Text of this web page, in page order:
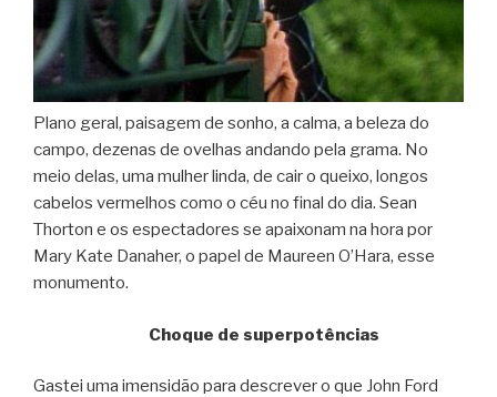
Plano geral, paisagem de sonho, a calma, a beleza do
campo, dezenas de ovelhas andando pela grama. No
meio delas, uma mulher linda, de cair o queixo, longos
cabelos vermelhos como o céu no final do dia. Sean
Thorton e os espectadores se apaixonam na hora por
Mary Kate Danaher, o papel de Maureen O’Hara, esse
monumento.
Choque de superpotências
Gastei uma imensidão para descrever o que John Ford